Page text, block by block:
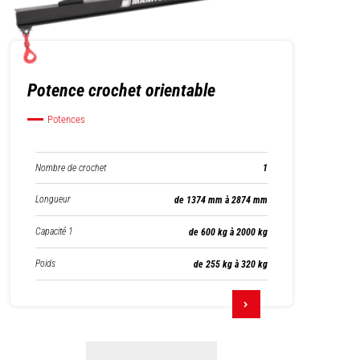
Potence crochet orientable
Potences
Nombre de crochet 1
Longueur de 1374 mm à 2874 mm
Capacité 1 de 600 kg à 2000 kg
Poids de 255 kg à 320 kg